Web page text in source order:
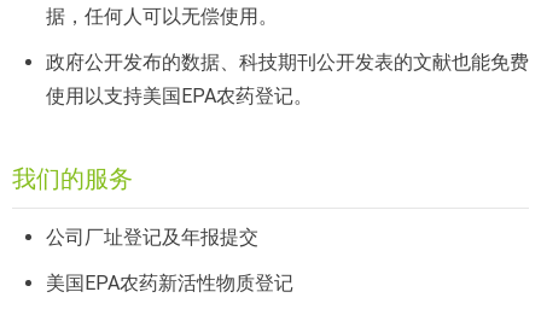
据，任何人可以无偿使用。
政府公开发布的数据、科技期刊公开发表的文献也能免费
使用以支持美国EPA农药登记。
我们的服务
公司厂址登记及年报提交
美国EPA农药新活性物质登记